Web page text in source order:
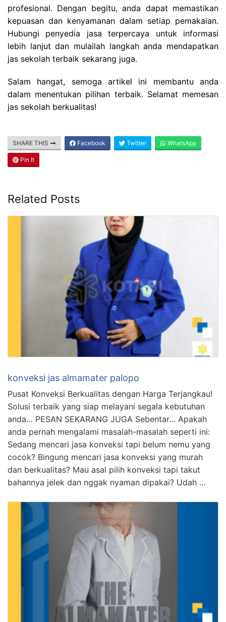
profesional. Dengan begitu, anda dapat memastikan
kepuasan dan kenyamanan dalam setiap pemakaian.
Hubungi penyedia jasa terpercaya untuk informasi
lebih lanjut dan mulailah langkah anda mendapatkan
jas sekolah terbaik sekarang juga.
Salam hangat, semoga artikel ini membantu anda
dalam menentukan pilihan terbaik. Selamat memesan
jas sekolah berkualitas!
SHARE THIS Facebook Twitter WhatsApp
Pin It
Related Posts
konveksi jas almamater palopo
Pusat Konveksi Berkualitas dengan Harga Terjangkau!
Solusi terbaik yang siap melayani segala kebutuhan
anda… PESAN SEKARANG JUGA Sebentar… Apakah
anda pernah mengalami masalah-masalah seperti ini:
Sedang mencari jasa konveksi tapi belum nemu yang
cocok? Bingung mencari jasa konveksi yang murah
dan berkualitas? Mau asal pilih konveksi tapi takut
bahannya jelek dan nggak nyaman dipakai? Udah …